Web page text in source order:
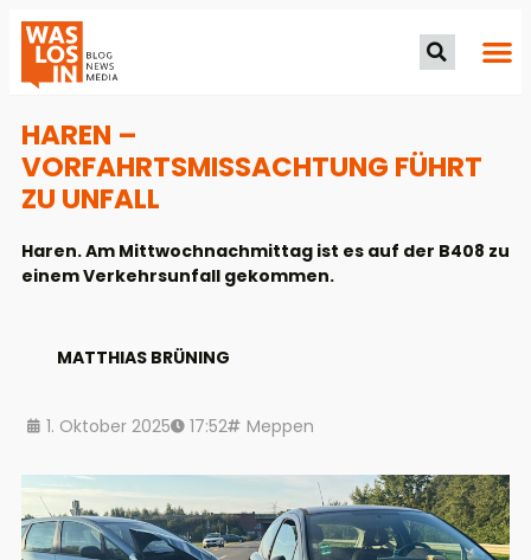
HAREN –
VORFAHRTSMISSACHTUNG FÜHRT
ZU UNFALL
Haren. Am Mittwochnachmittag ist es auf der B408 zu
einem Verkehrsunfall gekommen.
MATTHIAS BRÜNING
1. Oktober 2025 17:52 Meppen